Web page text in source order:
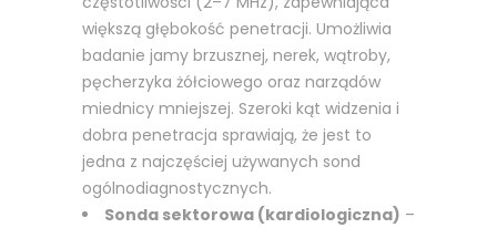
większą głębokość penetracji. Umożliwia
badanie jamy brzusznej, nerek, wątroby,
pęcherzyka żółciowego oraz narządów
miednicy mniejszej. Szeroki kąt widzenia i
dobra penetracja sprawiają, że jest to
jedna z najczęściej używanych sond
ogólnodiagnostycznych.
Sonda sektorowa (kardiologiczna) –